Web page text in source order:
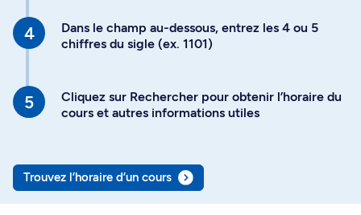
Dans le champ au-dessous, entrez les 4 ou 5
chiffres du sigle (ex. 1101)
Cliquez sur Rechercher pour obtenir l’horaire du
cours et autres informations utiles
Trouvez l’horaire d’un cours